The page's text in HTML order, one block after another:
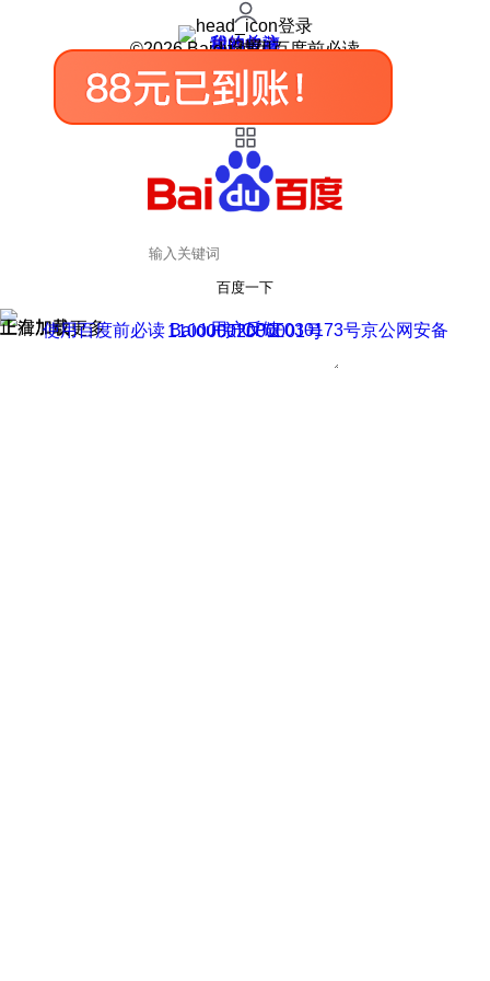
登录
我的关注
我的收藏
皮肤中心
用户反馈
设置
©2026 Baidu 使用百度前必读
百度一下
正在加载
上滑加载更多 用户反馈
使用百度前必读 Baidu 京ICP证030173号
京公网安备11000002000001号